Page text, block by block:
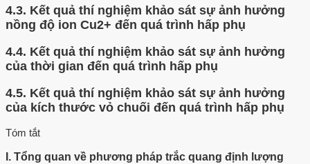
4.3. Kết quả thí nghiệm khảo sát sự ảnh hưởng
nồng độ ion Cu2+ đến quá trình hấp phụ
4.4. Kết quả thí nghiệm khảo sát sự ảnh hưởng
của thời gian đến quá trình hấp phụ
4.5. Kết quả thí nghiệm khảo sát sự ảnh hưởng
của kích thước vỏ chuối đến quá trình hấp phụ
Tóm tắt
I. Tổng quan về phương pháp trắc quang định lượng